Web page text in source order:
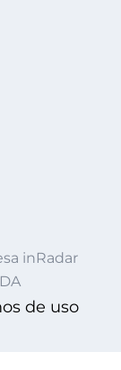
inRadar
de uso